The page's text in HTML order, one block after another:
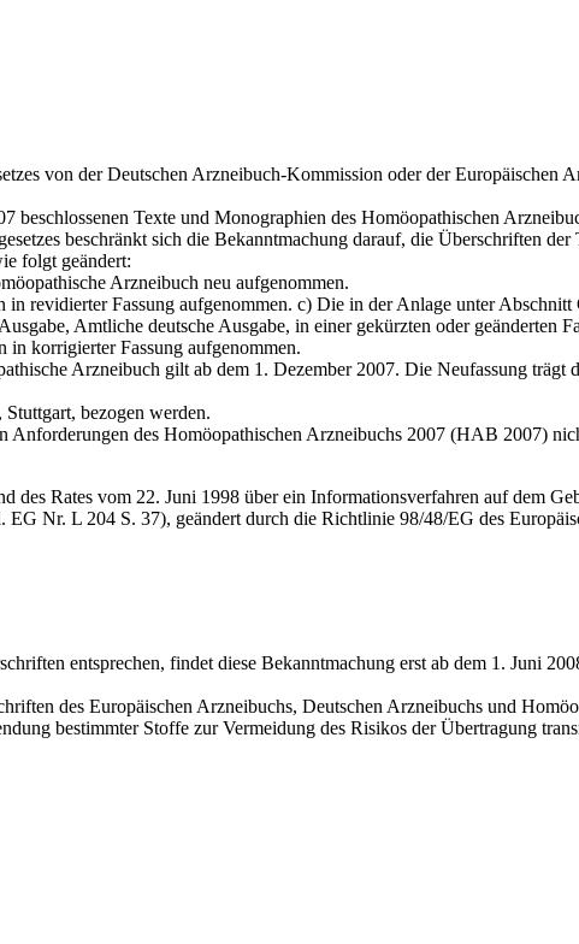
von der Deutschen Arzneibuch-Kommission oder der Europäischen
Texte und Monographien des Homöopathischen
be­schränkt sich die Bekanntmachung darauf, die Überschriften
folgt geändert:
Arzneibuch neu aufgenommen.
revidierter Fassung aufgenommen. c) Die in der Anlage unter
Amtliche deutsche Ausgabe, in einer gekürzten oder geänderten
korrigierter Fassung aufgenommen.
Arzneibuch gilt ab dem 1. Dezember 2007. Die Neufassung trägt
bezogen werden.
des Homöopathischen Arzneibuchs 2007 (HAB 2007)
Rates vom 22. Juni 1998 über ein Informationsverfahren auf dem
Nr. L 204 S. 37), geändert durch die Richtlinie 98/48/EG des
entsprechen, findet diese Bekanntmachung erst ab dem 1. Juni
des Europäischen Arzneibuchs, Deutschen Arzneibuchs und
bestimmter Stoffe zur Vermeidung des Risikos der Übertragung